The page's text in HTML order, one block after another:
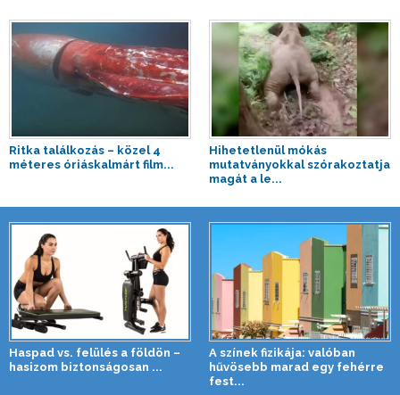
Ritka találkozás – közel 4
méteres óriáskalmárt film...
Hihetetlenül mókás
mutatványokkal szórakoztatja
magát a le...
Haspad vs. felülés a földön –
hasizom biztonságosan ...
A színek fizikája: valóban
hűvösebb marad egy fehérre
fest...